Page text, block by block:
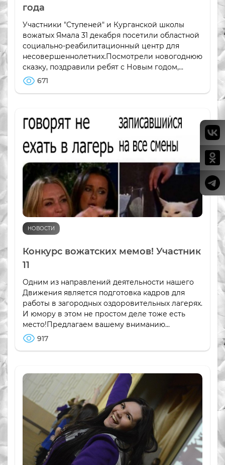
года
Участники "Ступеней" и Курганской школы
вожатых Ямала 31 декабря посетили областной
социально-реабилитационный центр для
несовершеннолетних.Посмотрели новогоднюю
сказку, поздравили ребят с Новым годом,...
671
НОВОСТИ
Конкурс вожатских мемов! Участник
11
Одним из направлений деятельности нашего
Движения является подготовка кадров для
работы в загородных оздоровительных лагерях.
И юмору в этом не простом деле тоже есть
место!Предлагаем вашему вниманию...
917